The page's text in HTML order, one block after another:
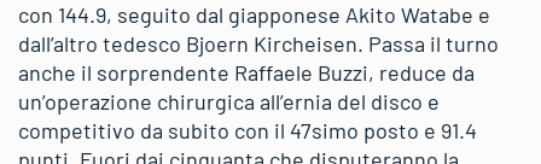
con 144.9, seguito dal giapponese Akito Watabe e
dall’altro tedesco Bjoern Kircheisen. Passa il turno
anche il sorprendente Raffaele Buzzi, reduce da
un’operazione chirurgica all’ernia del disco e
competitivo da subito con il 47simo posto e 91.4